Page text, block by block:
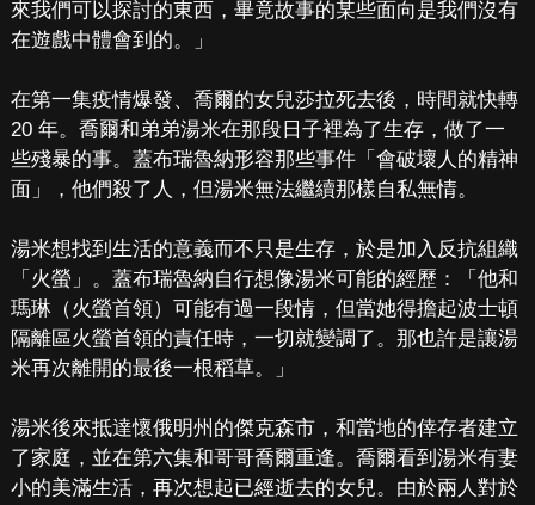
來我們可以探討的東西，畢竟故事的某些面向是我們沒有
在遊戲中體會到的。」
在第一集疫情爆發、喬爾的女兒莎拉死去後，時間就快轉
20 年。喬爾和弟弟湯米在那段日子裡為了生存，做了一
些殘暴的事。蓋布瑞魯納形容那些事件「會破壞人的精神
面」，他們殺了人，但湯米無法繼續那樣自私無情。
湯米想找到生活的意義而不只是生存，於是加入反抗組織
「火螢」。蓋布瑞魯納自行想像湯米可能的經歷：「他和
瑪琳（火螢首領）可能有過一段情，但當她得擔起波士頓
隔離區火螢首領的責任時，一切就變調了。那也許是讓湯
米再次離開的最後一根稻草。」
湯米後來抵達懷俄明州的傑克森市，和當地的倖存者建立
了家庭，並在第六集和哥哥喬爾重逢。喬爾看到湯米有妻
小的美滿生活，再次想起已經逝去的女兒。由於兩人對於